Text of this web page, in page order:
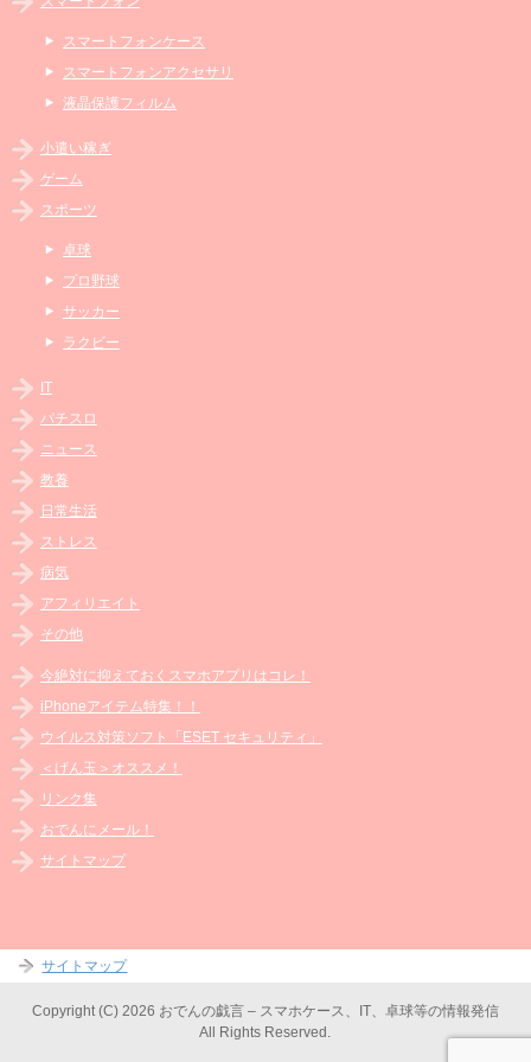
スマートフォンケース
スマートフォンアクセサリ
液晶保護フィルム
小遣い稼ぎ
ゲーム
スポーツ
卓球
プロ野球
サッカー
ラクビー
IT
パチスロ
ニュース
教養
日常生活
ストレス
病気
アフィリエイト
その他
今絶対に抑えておくスマホアプリはコレ！
iPhoneアイテム特集！！
ウイルス対策ソフト「ESET セキュリティ」
＜げん玉＞オススメ！
リンク集
おでんにメール！
サイトマップ
サイトマップ
Copyright (C) 2026 おでんの戯言 – スマホケース、IT、卓球等の情報発信
All Rights Reserved.